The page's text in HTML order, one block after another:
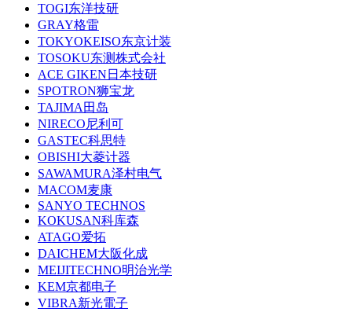
TOGI东洋技研
GRAY格雷
TOKYOKEISO东京计装
TOSOKU东测株式会社
ACE GIKEN日本技研
SPOTRON狮宝龙
TAJIMA田岛
NIRECO尼利可
GASTEC科思特
OBISHI大菱计器
SAWAMURA泽村电气
MACOM麦康
SANYO TECHNOS
KOKUSAN科库森
ATAGO爱拓
DAICHEM大阪化成
MEIJITECHNO明治光学
KEM京都电子
VIBRA新光電子